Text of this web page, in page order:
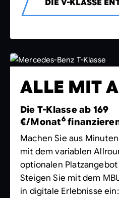
DIE V-KLASSE
ALLE MIT
Die T-Klasse ab 169
€/Monat6
Machen Sie aus
mit dem variablen
optionalen
Steigen Sie mit dem
in digitale Erlebnisse